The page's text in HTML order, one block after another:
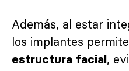
Además, al estar
los implantes
estructura facial,